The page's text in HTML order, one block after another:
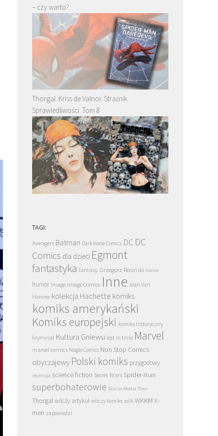
– czy warto?
Thorgal. Kriss de Valnor. Strażnik
Sprawiedliwości. Tom 8
TAGI:
Avengers Batman Dark Horse Comics DC DC
Comics dla dzieci Egmont
fantastyka fantasy Grzegorz Rosiński horror
humor Image Image Comics Inne Jean Van
Hamme kolekcja Hachette komiks
komiks amerykański
Komiks europejski komiks historyczny
kryminał Kultura Gniewu lost in time Marvel
marvel comics Nagle Comics Non Stop Comics
obyczajowy Polski komiks przygodowy
recenzja science fiction Secret Wars Spider-man
superbohaterowie Taurus Media Thor
Thorgal wilczy artykuł wilczy komiks wilk WKKM X-
men zapowiedzi